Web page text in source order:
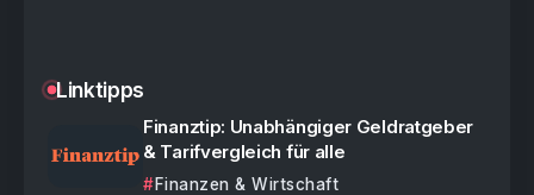
Linktipps
Finanztip: Unabhängiger Geldratgeber
& Tarifvergleich für alle
Finanzen & Wirtschaft